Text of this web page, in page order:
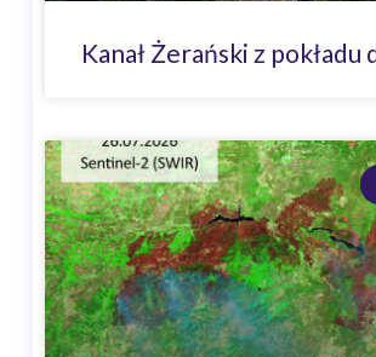
Kanał Żerański z pokładu